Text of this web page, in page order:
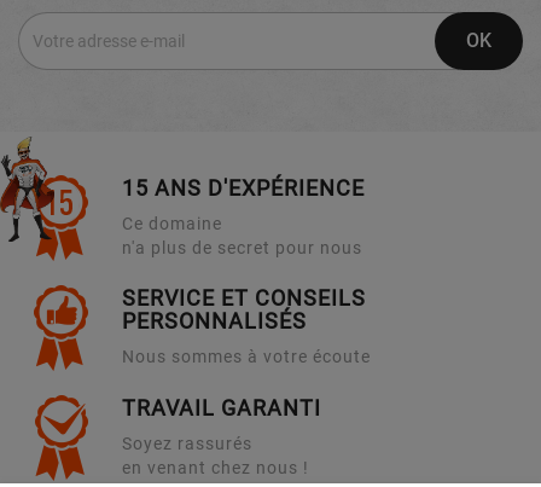
15 ANS D'EXPÉRIENCE
Ce domaine
n'a plus de secret pour nous
SERVICE ET CONSEILS
PERSONNALISÉS
Nous sommes à votre écoute
TRAVAIL GARANTI
Soyez rassurés
en venant chez nous !